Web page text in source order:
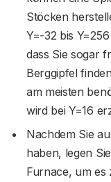
Stöcken
Y=-32 bis
dass Sie sogar
Berggipfel
am meisten
wird bei Y=16
Nachdem Sie
haben, legen
Furnace, um es